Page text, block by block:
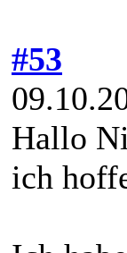
#53
Hallo
ich